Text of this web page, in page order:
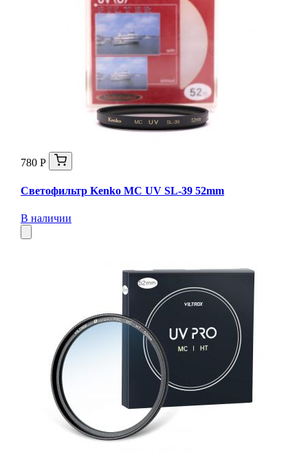
780 Р
Светофильтр Kenko MC UV SL-39 52mm
В наличии